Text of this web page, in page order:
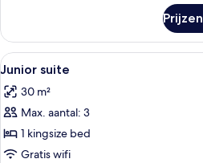
(2x2
Family
Interconecting
Alle
foto's
voor
Junior
suite
laden
5
Junior suite
30 m²
Max. aantal: 3
1 kingsize bed
Gratis wifi